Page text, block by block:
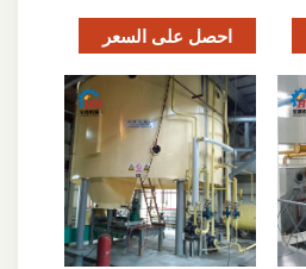
احصل على السعر